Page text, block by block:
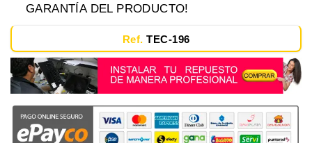
GARANTÍA DEL PRODUCTO!
Ref. TEC-196